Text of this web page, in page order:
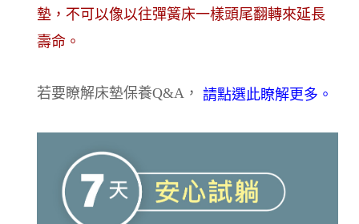
墊，不可以像以往彈簧床一樣頭尾翻轉來延長
壽命。
若要瞭解床墊保養Q&A， 請點選此瞭解更多。